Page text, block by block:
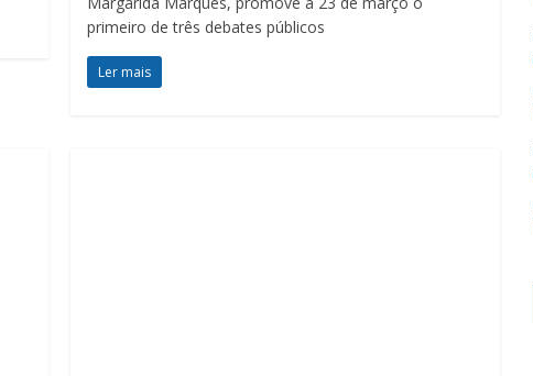
primeiro de três debates públicos
Ler mais